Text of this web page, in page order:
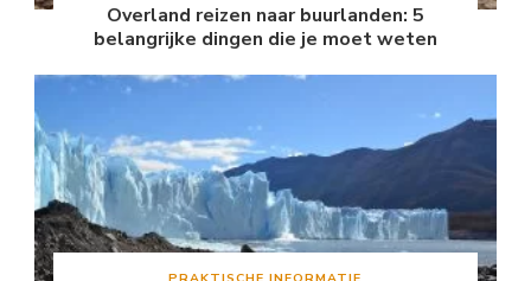
Overland reizen naar buurlanden: 5
belangrijke dingen die je moet weten